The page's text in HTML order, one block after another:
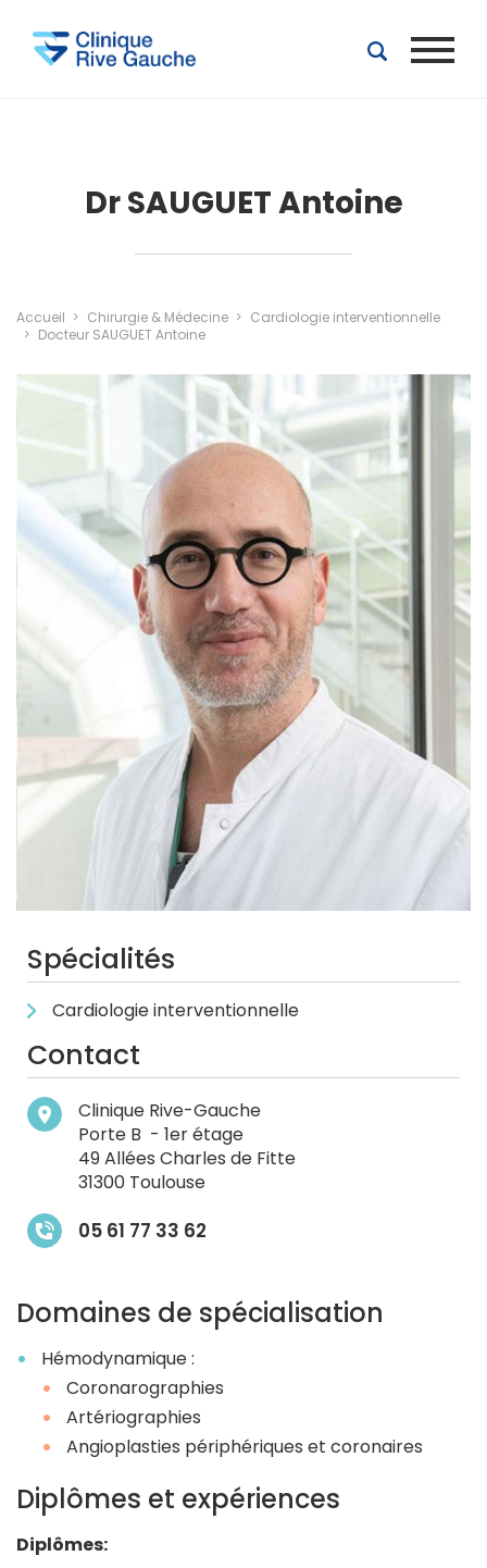
Dr SAUGUET Antoine
Accueil Chirurgie & Médecine
Cardiologie interventionnelle
Docteur SAUGUET Antoine
Spécialités
Cardiologie interventionnelle
Contact
Clinique Rive-Gauche
Porte B - 1er étage
49 Allées Charles de Fitte
31300 Toulouse
05 61 77 33 62
Domaines de spécialisation
Hémodynamique :
Coronarographies
Artériographies
Angioplasties périphériques et coronaires
Diplômes et expériences
Diplômes: